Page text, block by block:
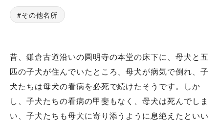
その他名所
昔、鎌倉古道沿いの圓明寺の本堂の床下に、母犬と五
匹の子犬が住んでいたところ、母犬が病気で倒れ、子
犬たちは母犬の看病を必死で続けたそうです。しか
し、子犬たちの看病の甲斐もなく、母犬は死んでしま
い、子犬たちも母犬に寄り添うように息絶えたといい